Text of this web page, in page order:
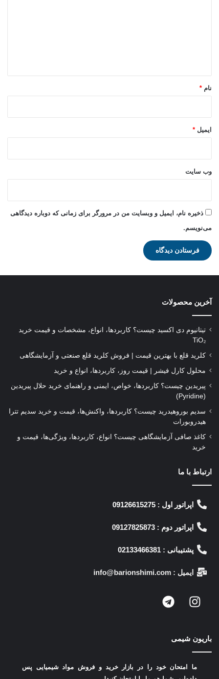
نام *
ایمیل *
وب‌ سایت
ذخیره نام، ایمیل و وبسایت من در مرورگر برای زمانی که دوباره دیدگاهی
می‌نویسم.
آخرین محصولات
تیتانیوم دی‌ اکسید چیست؟ کاربردها، انواع، مشخصات و قیمت خرید
TiO₂
کلرید قلع با بهترین قیمت | فروش کلرید قلع صنعتی و آزمایشگاهی
محلول کارل فیشر | قیمت روز، کاربردها، انواع و خرید
پیریدین چیست؟ کاربردها، خواص، ایمنی و راهنمای خرید حلال پیریدین
(Pyridine)
سدیم بوروهیدرید چیست؟ کاربردها، واکنش‌ها، قیمت و خرید سدیم تترا
هیدروبورات
کاغذ صافی آزمایشگاهی چیست؟ انواع، کاربردها، ویژگی‌ها، قیمت و
خرید
ارتباط با ما
اپراتور اول : 09126615275
اپراتور دوم : 09127825873
پشتیبانی : 02133466381
ایمیل : info@barionshimi.com
باریون شیمی
ما امتحان خود را در بازار خرید و فروش مواد شیمیایی پس